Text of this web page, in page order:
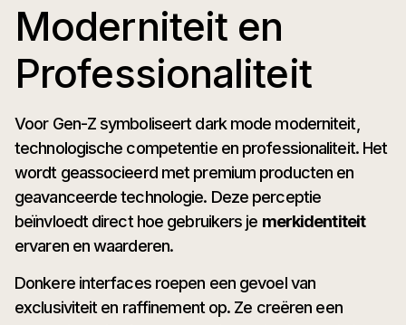
Moderniteit en
Professionaliteit
Voor Gen-Z symboliseert dark mode moderniteit,
technologische competentie en professionaliteit. Het
wordt geassocieerd met premium producten en
geavanceerde technologie. Deze perceptie
beïnvloedt direct hoe gebruikers je merkidentiteit
ervaren en waarderen.
Donkere interfaces roepen een gevoel van
exclusiviteit en raffinement op. Ze creëren een